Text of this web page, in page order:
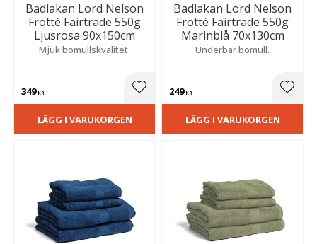
Badlakan Lord Nelson
Frotté Fairtrade 550g
Ljusrosa 90x150cm
Mjuk bomullskvalitet.
349KR Lägg till i favoriter
LÄGG I VARUKORGEN
Badlakan Lord Nelson
Frotté Fairtrade 550g
Marinblå 70x130cm
Underbar bomull.
249KR
LÄGG I VARUKORGEN